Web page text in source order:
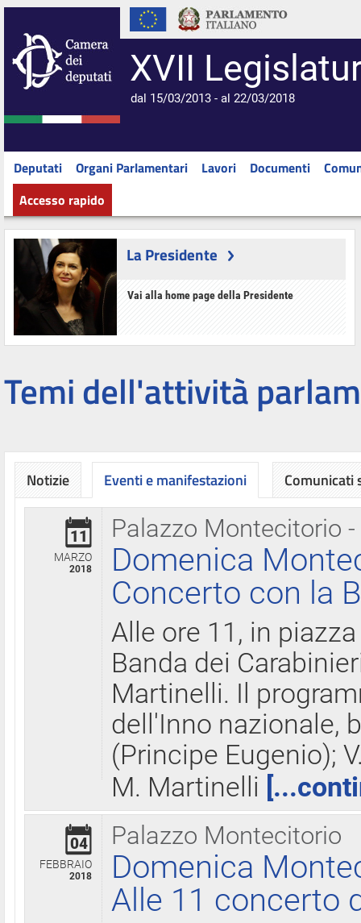
XVII
dal 15/03/2013 - al 22/03/2018
Deputati Organi Parlamentari Lavori Documenti
Accesso rapido
La Presidente
Vai alla home page della Presidente
Temi dell'attività
Notizie Eventi e manifestazioni
Palazzo Montecitorio
11
MARZO
2018
Domenica
Concerto con la
Alle ore 11, in
Banda dei
Martinelli. Il
dell'Inno nazionale,
(Principe Eugenio);
M. Martinelli
Palazzo Montecitorio
04
FEBBRAIO
2018
Domenica
Alle 11 concerto
Comunicati